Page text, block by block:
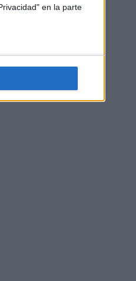
en la parte